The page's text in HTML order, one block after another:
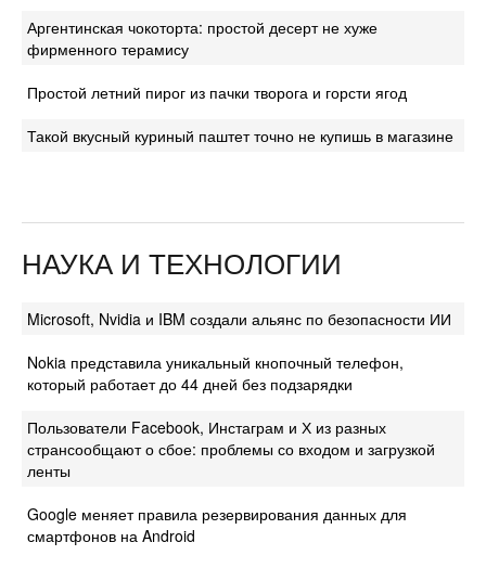
Аргентинская чокоторта: простой десерт не хуже
фирменного терамису
Простой летний пирог из пачки творога и горсти ягод
Такой вкусный куриный паштет точно не купишь в магазине
НАУКА И ТЕХНОЛОГИИ
Microsoft, Nvidia и IBM создали альянс по безопасности ИИ
Nokia представила уникальный кнопочный телефон,
который работает до 44 дней без подзарядки
Пользователи Facebook, Инстаграм и Х из разных
странсообщают о сбое: проблемы со входом и загрузкой
ленты
Google меняет правила резервирования данных для
смартфонов на Android